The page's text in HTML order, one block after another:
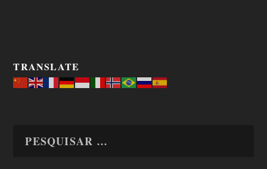
TRANSLATE